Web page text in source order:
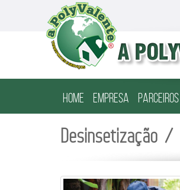
HOME EMPRESA PARCEIROS
Desinsetização /